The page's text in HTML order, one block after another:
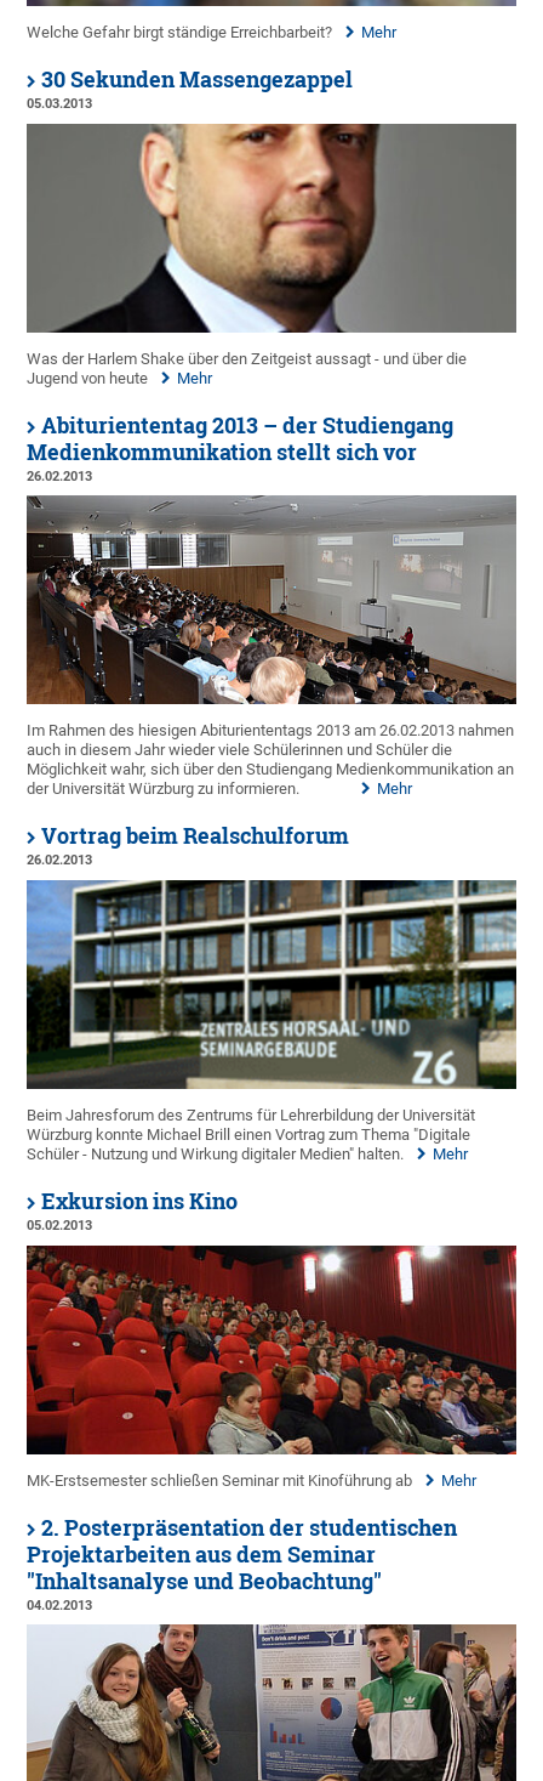
Welche Gefahr birgt ständige Erreichbarbeit? Mehr
30 Sekunden Massengezappel
05.03.2013
Was der Harlem Shake über den Zeitgeist aussagt - und über die
Jugend von heute
Mehr
Abituriententag 2013 – der Studiengang
Medienkommunikation stellt sich vor
26.02.2013
Im Rahmen des hiesigen Abituriententags 2013 am 26.02.2013 nahmen
auch in diesem Jahr wieder viele Schülerinnen und Schüler die
Möglichkeit wahr, sich über den Studiengang Medienkommunikation an
der Universität Würzburg zu informieren.
Mehr
Vortrag beim Realschulforum
26.02.2013
Beim Jahresforum des Zentrums für Lehrerbildung der Universität
Würzburg konnte Michael Brill einen Vortrag zum Thema "Digitale
Schüler - Nutzung und Wirkung digitaler Medien" halten.
Mehr
Exkursion ins Kino
05.02.2013
MK-Erstsemester schließen Seminar mit Kinoführung ab Mehr
2. Posterpräsentation der studentischen
Projektarbeiten aus dem Seminar
"Inhaltsanalyse und Beobachtung"
04.02.2013